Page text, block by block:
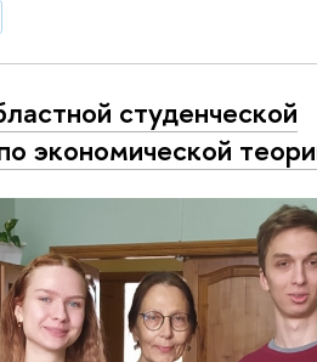
студенческой
экономической